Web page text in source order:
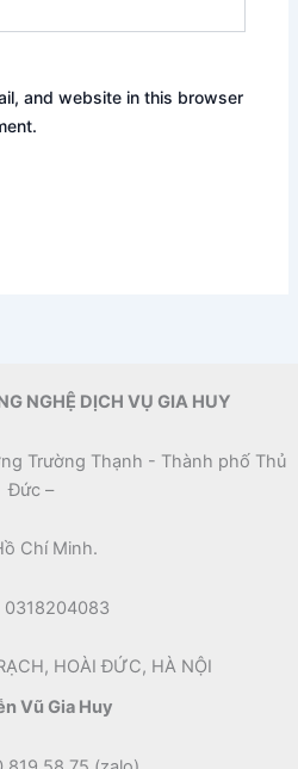
and website in this browser
NGHỆ DỊCH VỤ GIA HUY
Trường Thạnh - Thành phố Thủ
Đức –
Chí Minh.
0318204083
HOÀI ĐỨC, HÀ NỘI
Vũ Gia Huy